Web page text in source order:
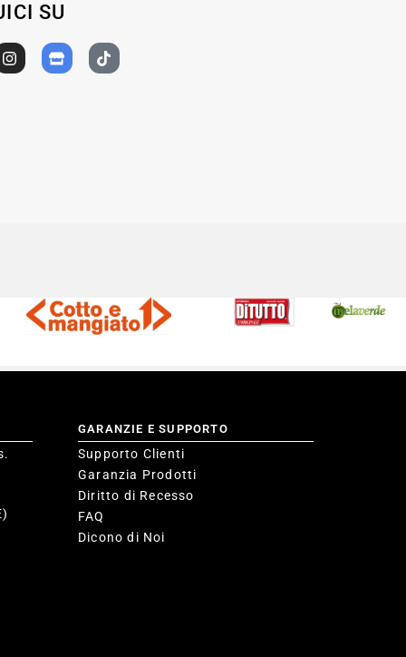
SU
GARANZIE E SUPPORTO
Supporto Clienti
Garanzia Prodotti
Diritto di Recesso
FAQ
Dicono di Noi